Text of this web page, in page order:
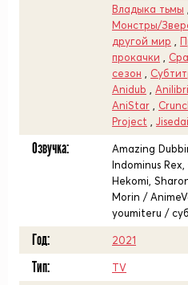
Владыка тьмы
Монстры/
другой мир
прокачки
сезон
Anidub
AniStar
Project
Jisedai
Озвучка:
Amazing
Indominus
Hekomi,
Morin /
youmiteru /
Год: 2021
Тип: TV